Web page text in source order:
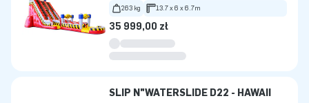
263 kg 13.7 x 6 x 6.7m
35 999,00 zł
SLIP N"WATERSLIDE D22 - HAWAII